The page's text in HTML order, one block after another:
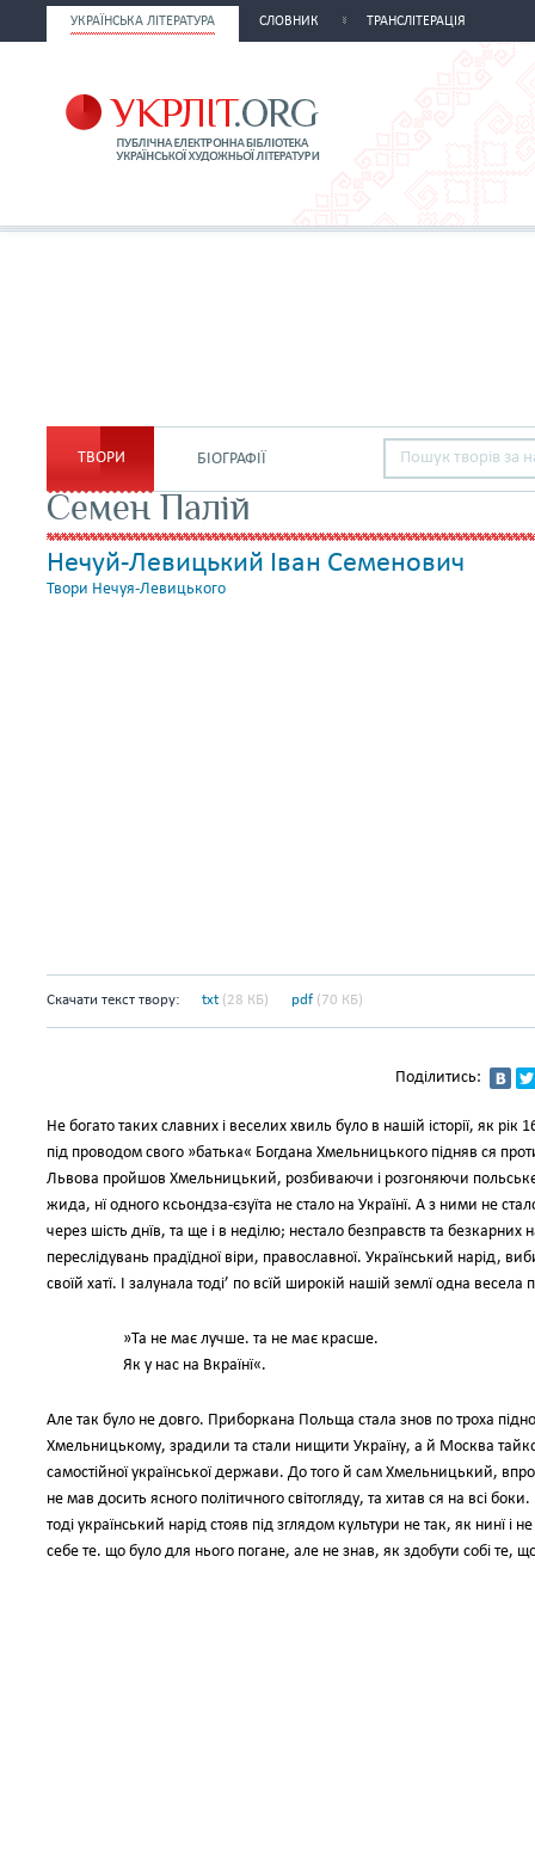
УКРАЇНСЬКА ЛІТЕРАТУРА СЛОВНИК ТРАНСЛІТЕРАЦІЯ
ТВОРИ БІОГРАФІЇ
Семен Палій
Нечуй-Левицький Іван Семенович
Твори Нечуя-Левицького
Скачати текст твору: txt (28 КБ) pdf (70 КБ)
Поділитись:
Не богато таких славних і веселих хвиль було в нашій історії, як
під проводом свого »батька« Богдана Хмельницького підняв ся
Львова пройшов Хмельницький, розбиваючи і розгоняючи
жида, нї одного ксьондза-єзуїта не стало на Українї. А з ними не
через шість днїв, та ще і в неділю; нестало безправств та
переслідувань прадїдної віри, православної. Український нарід,
своїй хатї. І залунала тоді’ по всїй широкій нашій землї одна весела
»Та не має лучше. та не має красше.
Як у нас на Вкраїнї«.
Але так було не довго. Приборкана Польща стала знов по троха
Хмельницькому, зрадили та стали нищити Україну, а й Москва
самостійної української держави. До того й сам Хмельницький,
не мав досить ясного політичного світогляду, та хитав ся на всі
тоді український нарід стояв під зглядом культури не так, як нинї і
себе те. що було для нього погане, але не знав, як здобути собі те,